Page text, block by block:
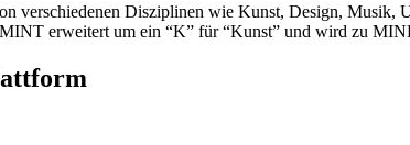
verschiedenen Disziplinen wie Kunst, Design, Musik,
erweitert um ein “K” für “Kunst” und wird zu